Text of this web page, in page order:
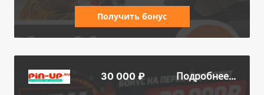
Получить бонус
30 000 ₽ Подробнее...